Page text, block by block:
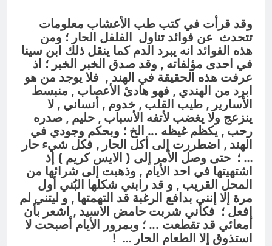
وقد قرأت في كتب طب الأعشاب معلومات
تتحدث عن فوائد تناول الفلفل الحار ؛ ومن
هذه الفوائد انه يبرد الدم كما ينقل ذلك ابن سينا
في احدى مؤلفاته , وقد صدق الخبر الخبر ؛ اذ
عرفت هذه الحقيقة في الهند , فلا يوجد من هو
ابرد من الهندي , فهو هادئ الأعصاب , منبسط
الأسارير , طيب القلب , خدوم , أنساني , لا
ينزعج ولا يغضب لأتفه الأسباب , حليم , صدره
رحب , يكظم غيظه ... الخ ؛ وبحكم وجودي في
الهند , اضطررت إلى أكل الحار , فكل شيء حار
… ؛ حتى وصل الأمر إلى ( الايس كريم ) إذ
اشتهيتها في احد الأيام , وذهبت إلى شرائها من
المحل القريب , و قد رابني شكلها البُني أول
مرة إلا إنني بدافع الرغبة قد التهمتها , و ليتني لم
افعل ؛ فكأني شربت حامض الاسيد , اشعر بأن
أمعائي قد تقطعت ... ؛ وبمرور الأيام أصبحت لا
استذوق إلا الطعام الحار … !